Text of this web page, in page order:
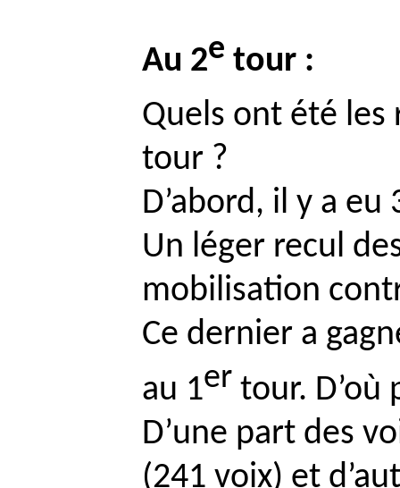
Au 2e tour :
Quels ont été les
tour ?
D’abord, il y a
Un léger recul
mobilisation
Ce dernier a
au 1er tour. D’où
D’une part des
(241 voix) et